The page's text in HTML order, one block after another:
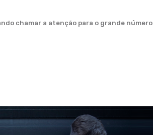
chamar a atenção para o grande